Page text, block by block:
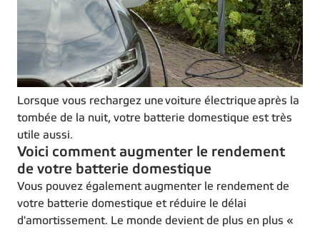
Lorsque vous rechargez une voiture électrique après la
tombée de la nuit, votre batterie domestique est très
utile aussi.
Voici comment augmenter le rendement
de votre batterie domestique
Vous pouvez également augmenter le rendement de
votre batterie domestique et réduire le délai
d'amortissement. Le monde devient de plus en plus «